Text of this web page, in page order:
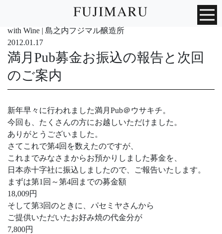
with Wine | 島之内フジマル醸造所
2012.01.17
満月Pub募金お振込の報告と次回
のご案内
新年早々に行われました満月Pub＠ウサキチ。
今回も、たくさんの方にお越しいただけました。
ありがとうございました。
さてこれで第4回を数えたのですが、
これまでみなさまからお預かりしました募金を、
日本赤十字社に振込しましたので、ご報告いたします。
まずは第1回～第4回までの募金額
18,009円
そして第3回のときに、パセミヤさんから
ご提供いただいたお好み焼の代金分が
7,800円